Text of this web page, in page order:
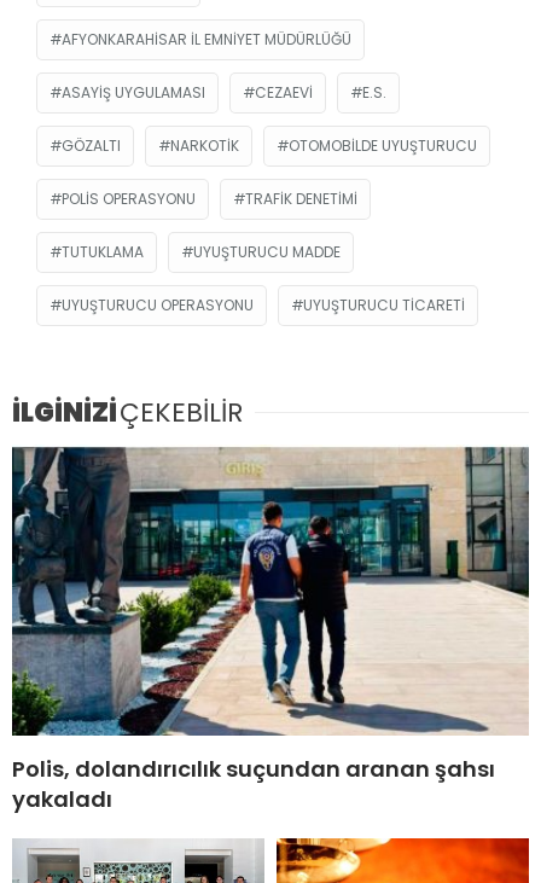
AFYONKARAHISAR İL EMNIYET MÜDÜRLÜĞÜ
ASAYIŞ UYGULAMASI CEZAEVI E.S.
GÖZALTI NARKOTIK OTOMOBILDE UYUŞTURUCU
POLIS OPERASYONU TRAFIK DENETIMI
TUTUKLAMA UYUŞTURUCU MADDE
UYUŞTURUCU OPERASYONU UYUŞTURUCU TICARETI
İLGİNİZİÇEKEBİLİR
Polis, dolandırıcılık suçundan aranan şahsı
yakaladı